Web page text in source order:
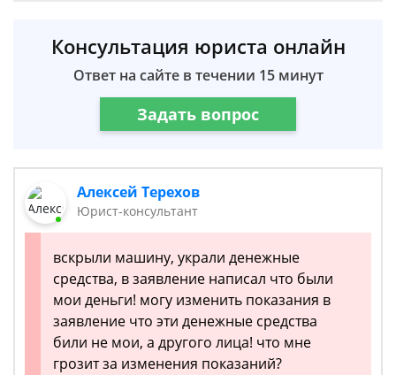
Консультация юриста онлайн
Ответ на сайте в течении 15 минут
Задать вопрос
Алексей Терехов
Юрист-консультант
вскрыли машину, украли денежные
средства, в заявление написал что были
мои деньги! могу изменить показания в
заявление что эти денежные средства
били не мои, а другого лица! что мне
грозит за изменения показаний?